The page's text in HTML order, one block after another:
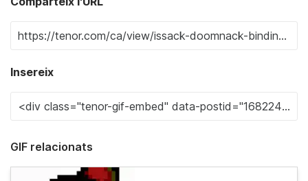
Insereix
GIF relacionats